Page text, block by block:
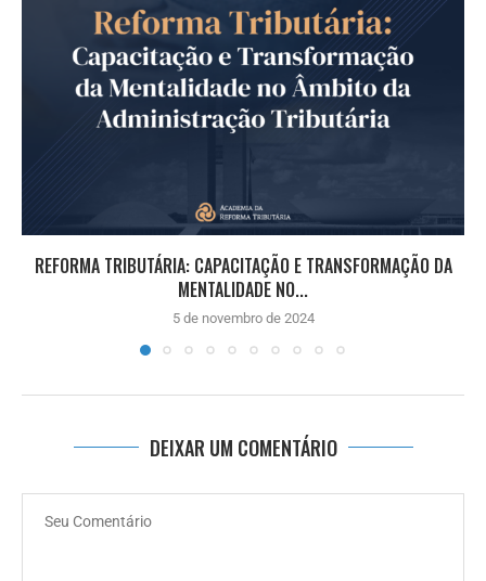
REFORMA TRIBUTÁRIA: CAPACITAÇÃO E TRANSFORMAÇÃO DA
MENTALIDADE NO...
5 de novembro de 2024
DEIXAR UM COMENTÁRIO